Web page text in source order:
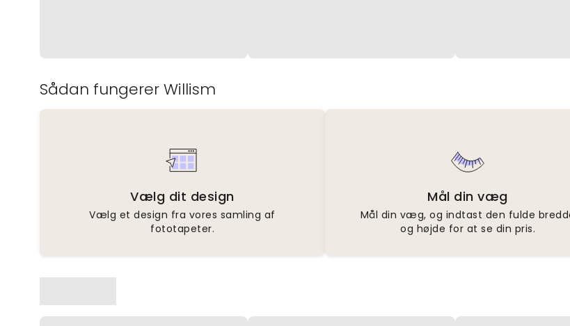
Sådan fungerer Willism
Vælg dit design
Vælg et design fra vores samling af
fototapeter.
Mål din væg
Mål din væg, og indtast den fulde
og højde for at se din pris.